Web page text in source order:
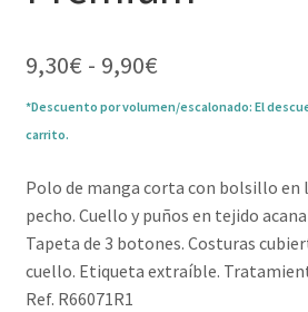
9,30€ - 9,90€Rango
precios:
9,30€
hasta
9,90€
*Descuento por volumen/escalonado: El
carrito.
Polo de manga corta con bolsillo en
pecho. Cuello y puños en tejido
Tapeta de 3 botones. Costuras
cuello. Etiqueta extraíble.
Ref. R66071R1